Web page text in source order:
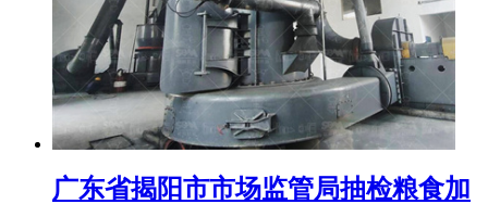
广东省揭阳市市场监管局抽检粮食加